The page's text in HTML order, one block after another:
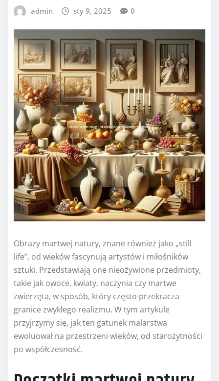
admin sty 9, 2025 0
Obrazy martwej natury, znane również jako „still
life”, od wieków fascynują artystów i miłośników
sztuki. Przedstawiają one nieożywione przedmioty,
takie jak owoce, kwiaty, naczynia czy martwe
zwierzęta, w sposób, który często przekracza
granice zwykłego realizmu. W tym artykule
przyjrzymy się, jak ten gatunek malarstwa
ewoluował na przestrzeni wieków, od starożytności
po współczesność.